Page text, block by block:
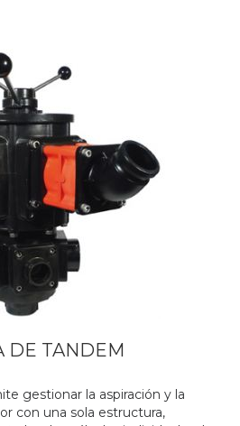
DE TANDEM
gestionar la aspiración y la
con una sola estructura,